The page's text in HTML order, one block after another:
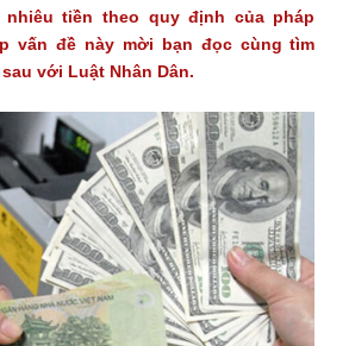
tiền theo quy định của pháp
vấn đề này mời bạn đọc cùng tìm
với Luật Nhân Dân.